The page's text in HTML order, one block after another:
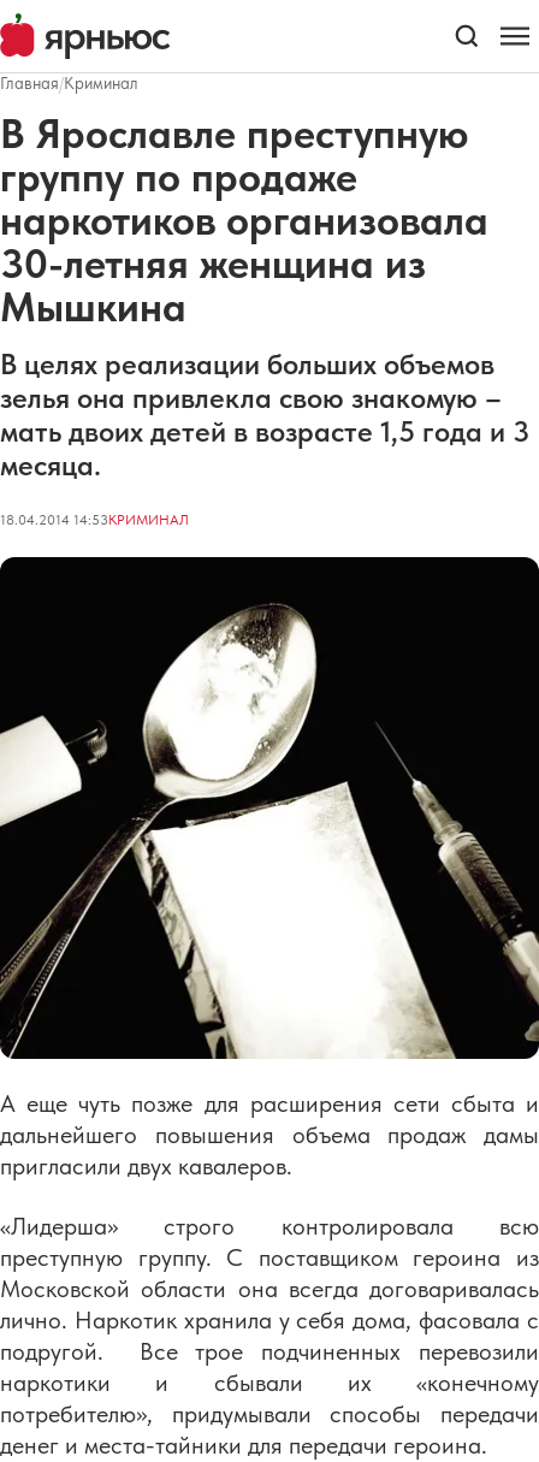
Главная/Криминал
В Ярославле преступную
группу по продаже
наркотиков организовала
30-летняя женщина из
Мышкина
В целях реализации больших объемов
зелья она привлекла свою знакомую –
мать двоих детей в возрасте 1,5 года и 3
месяца.
18.04.2014 14:53КРИМИНАЛ
А еще чуть позже для расширения сети сбыта и
дальнейшего повышения объема продаж дамы
пригласили двух кавалеров.
«Лидерша» строго контролировала всю
преступную группу. С поставщиком героина из
Московской области она всегда договаривалась
лично. Наркотик хранила у себя дома, фасовала с
подругой. Все трое подчиненных перевозили
наркотики и сбывали их «конечному
потребителю», придумывали способы передачи
денег и места-тайники для передачи героина.